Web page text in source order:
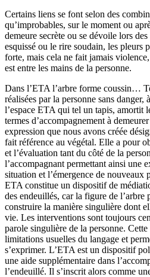
Certains liens se font selon des
qu’improbables, sur le moment ou
demeure secrète ou se dévoile lors
esquissé ou le rire soudain, les pleurs
forte, mais cela ne fait jamais
est entre les mains de la personne.
Dans l’ETA l’arbre forme coussin…
réalisées par la personne sans
l’espace ETA qui tel un tapis, amortit
termes d’accompagnement à
expression que nous avons créée
fait référence au végétal. Elle a pour
et l’évaluation tant du côté de la
l’accompagnant permettant ainsi une
situation et l’émergence de
ETA constitue un dispositif de
des endeuillés, car la figure de l’arbre
construire la manière singulière dont
vie. Les interventions sont toujours
parole singulière de la personne.
limitations usuelles du langage et
s’exprimer. L’ETA est un dispositif
une aide supplémentaire dans
l’endeuillé. Il s’inscrit alors comme